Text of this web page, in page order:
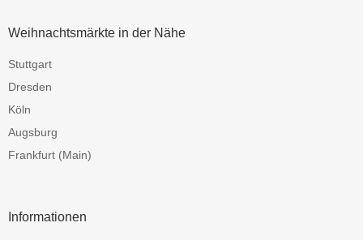
Weihnachtsmärkte in der Nähe
Stuttgart
Dresden
Köln
Augsburg
Frankfurt (Main)
Informationen